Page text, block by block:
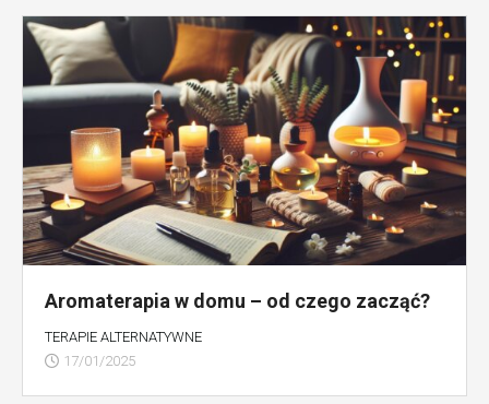
Aromaterapia w domu – od czego zacząć?
TERAPIE ALTERNATYWNE
17/01/2025